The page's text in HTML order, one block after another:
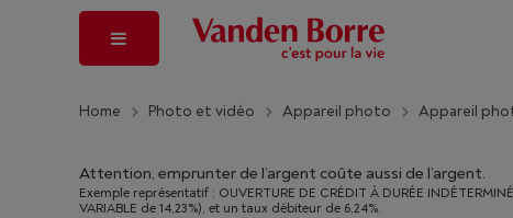
Home Photo et vidéo Appareil photo Appareil
Attention, emprunter de l’argent coûte aussi de l’argent.
Exemple représentatif : OUVERTURE DE CRÉDIT À DURÉE
VARIABLE de 14,23%), et un taux débiteur de 6,24%.